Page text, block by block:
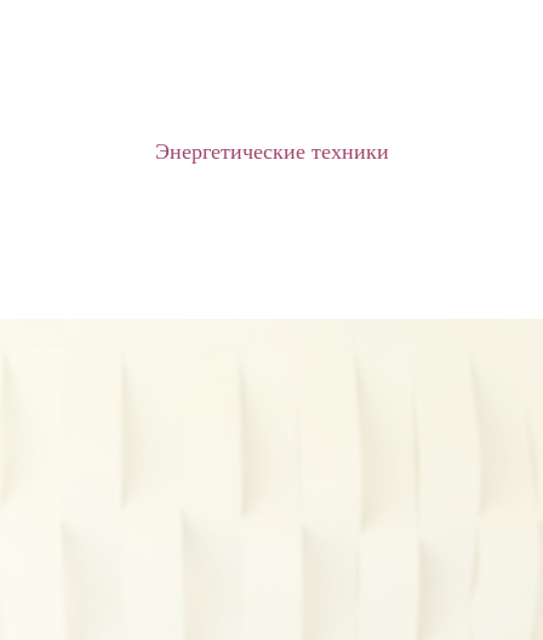
Энергетические техники